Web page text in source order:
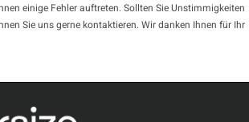
einige Fehler auftreten. Sollten Sie Unstimmigkeiten
Sie uns gerne kontaktieren. Wir danken Ihnen für Ihr